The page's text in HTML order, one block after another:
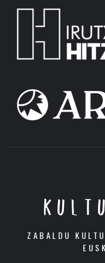
ZABALDU